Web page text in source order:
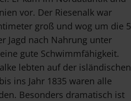
vor. Der Riesenalk war
groß und wog um die 5
Jagd nach Nahrung unter
gute Schwimmfähigkeit.
lebten auf der isländischen
ins Jahr 1835 waren alle
Besonders dramatisch ist